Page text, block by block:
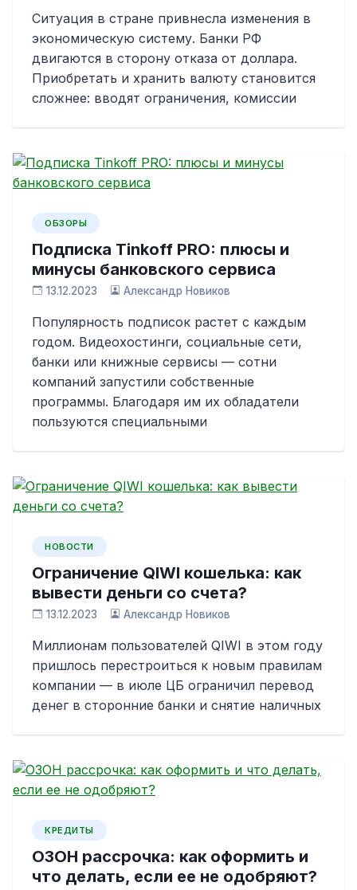
Ситуация в стране привнесла изменения в
экономическую систему. Банки РФ
двигаются в сторону отказа от доллара.
Приобретать и хранить валюту становится
сложнее: вводят ограничения, комиссии
ОБЗОРЫ
Подписка Tinkoff PRO: плюсы и
минусы банковского сервиса
13.12.2023 Александр Новиков
Популярность подписок растет с каждым
годом. Видеохостинги, социальные сети,
банки или книжные сервисы — сотни
компаний запустили собственные
программы. Благодаря им их обладатели
пользуются специальными
НОВОСТИ
Ограничение QIWI кошелька: как
вывести деньги со счета?
13.12.2023 Александр Новиков
Миллионам пользователей QIWI в этом году
пришлось перестроиться к новым правилам
компании — в июле ЦБ ограничил перевод
денег в сторонние банки и снятие наличных
КРЕДИТЫ
ОЗОН рассрочка: как оформить и
что делать, если ее не одобряют?